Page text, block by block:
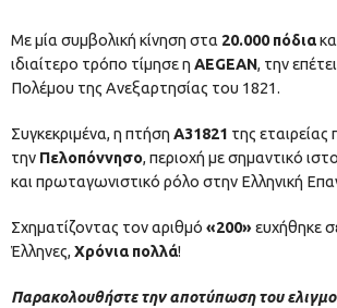
Με μία συμβολική κίνηση στα 20.000 πόδια
ιδιαίτερο τρόπο τίμησε η AEGEAN, την
Πολέμου της Ανεξαρτησίας του 1821.
Συγκεκριμένα, η πτήση Α31821 της
την Πελοπόννησο, περιοχή με σημαντικό
και πρωταγωνιστικό ρόλο στην Ελληνική
Σχηματίζοντας τον αριθμό «200»ευχήθηκε
Έλληνες, Χρόνια πολλά!
Παρακολουθήστε την αποτύπωση του